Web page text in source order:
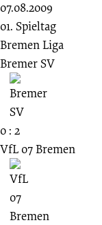
07.08.2009
01. Spieltag
Bremen Liga
Bremer SV
0 : 2
VfL 07 Bremen